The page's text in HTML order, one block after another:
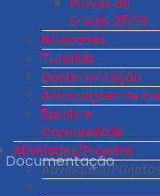
Ensaio 25/26
Novidades
Tutoriais
Documentação
Associações de
Escola e
Comunidade
Atividades/Projetos
Atividades/
Documentação